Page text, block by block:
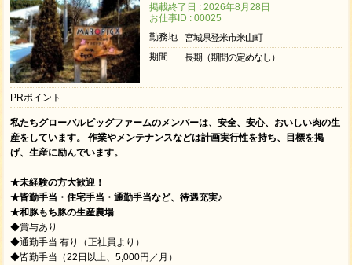
掲載終了日 : 2026年8月28日
お仕事ID : 00025
勤務地
宮城県登米市米山町
期間
長期（期間の定めなし）
PRポイント
私たちグローバルピッグファームのメンバーは、安全、安心、おいしい肉の生
産をしています。 作業やメンテナンスなどは計画実行性を持ち、目標を掲
げ、生産に励んでいます。
★未経験の方大歓迎！
★皆勤手当・住宅手当・通勤手当など、待遇充実♪
★和豚もち豚の生産農場
◆賞与あり
◆通勤手当 有り（正社員より）
◆皆勤手当（22日以上、5,000円／月）